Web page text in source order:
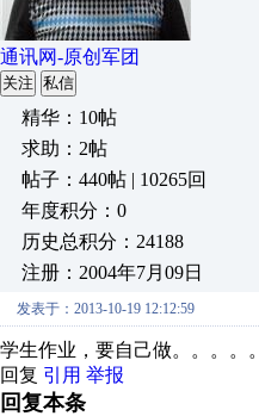
通讯网-原创军团
关注 私信
精华：10帖
求助：2帖
帖子：440帖 | 10265回
年度积分：0
历史总积分：24188
注册：2004年7月09日
发表于：2013-10-19 12:12:59
学生作业，要自己做。。。。。
回复 引用 举报
回复本条